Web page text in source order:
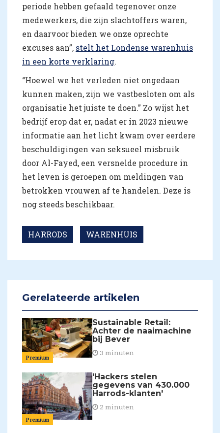
periode hebben gefaald tegenover onze
medewerkers, die zijn slachtoffers waren,
en daarvoor bieden we onze oprechte
excuses aan”, stelt het Londense warenhuis
in een korte verklaring.
“Hoewel we het verleden niet ongedaan
kunnen maken, zijn we vastbesloten om als
organisatie het juiste te doen.” Zo wijst het
bedrijf erop dat er, nadat er in 2023 nieuwe
informatie aan het licht kwam over eerdere
beschuldigingen van seksueel misbruik
door Al-Fayed, een versnelde procedure in
het leven is geroepen om meldingen van
betrokken vrouwen af te handelen. Deze is
nog steeds beschikbaar.
HARRODS WARENHUIS
Gerelateerde artikelen
Premium
Sustainable Retail:
Achter de naaimachine
bij Bever
3 minuten
Premium
'Hackers stelen
gegevens van 430.000
Harrods-klanten'
2 minuten